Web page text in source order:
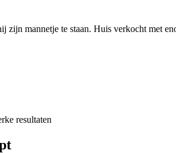
zijn mannetje te staan. Huis verkocht met
resultaten